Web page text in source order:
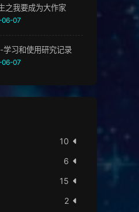
之我要成为大作家
06-07
学习和使用研究记录
06-07
10
6
15
2